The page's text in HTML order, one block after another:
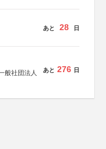
あと 28 日
般社団法人
、光文社、
あと 276 日